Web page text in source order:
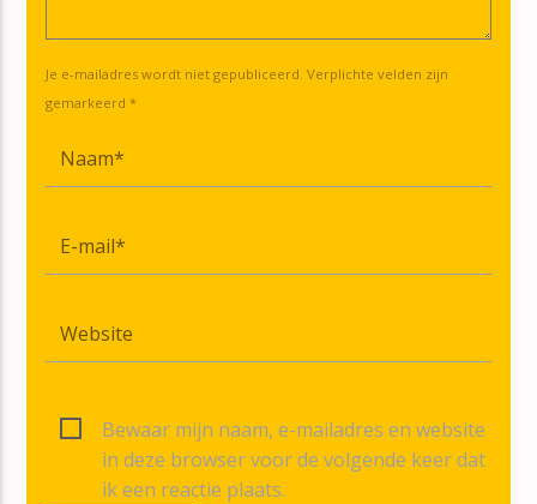
Je e-mailadres wordt niet gepubliceerd. Verplichte velden zijn
gemarkeerd *
Bewaar mijn naam, e-mailadres en website
in deze browser voor de volgende keer dat
ik een reactie plaats.